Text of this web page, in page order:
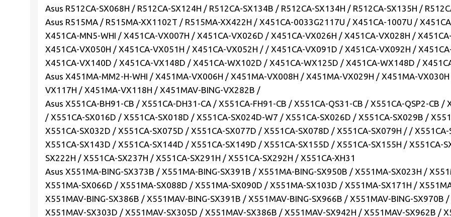
Asus R512CA-SX068H / R512CA-SX124H / R512CA-SX134B / R512CA-SX134H / R512CA-SX135H /
Asus R515MA / R515MA-XX1102T / R515MA-XX422H / X451CA-0033G2117U / X451CA-1007U /
X451CA-MN5-WHI / X451CA-VX007H / X451CA-VX026D / X451CA-VX026H / X451CA-VX028H /
X451CA-VX050H / X451CA-VX051H / X451CA-VX052H / / X451CA-VX091D / X451CA-VX092H /
X451CA-VX140D / X451CA-VX148D / X451CA-WX102D / X451CA-WX125D / X451CA-WX148D /
Asus X451MA-MM2-H-WHI / X451MA-VX006H / X451MA-VX008H / X451MA-VX029H / X451MA-
VX117H / X451MA-VX118H / X451MAV-BING-VX282B /
Asus X551CA-BH91-CB / X551CA-DH31-CA / X551CA-FH91-CB / X551CA-QS31-CB / X551CA-QSP2-CB
/ X551CA-SX016D / X551CA-SX018D / X551CA-SX024D-W7 / X551CA-SX026D / X551CA-SX029B /
X551CA-SX032D / X551CA-SX075D / X551CA-SX077D / X551CA-SX078D / X551CA-SX079H / /
X551CA-SX143D / X551CA-SX144D / X551CA-SX149D / X551CA-SX155D / X551CA-SX155H / X551CA-
SX222H / X551CA-SX237H / X551CA-SX291H / X551CA-SX292H / X551CA-XH31
Asus X551MA-BING-SX373B / X551MA-BING-SX391B / X551MA-BING-SX950B / X551MA-SX023H /
X551MA-SX066D / X551MA-SX088D / X551MA-SX090D / X551MA-SX103D / X551MA-SX171H /
X551MAV-BING-SX386B / X551MAV-BING-SX391B / X551MAV-BING-SX966B / X551MAV-BING-
X551MAV-SX303D / X551MAV-SX305D / X551MAV-SX386B / X551MAV-SX942H / X551MAV-SX962B /